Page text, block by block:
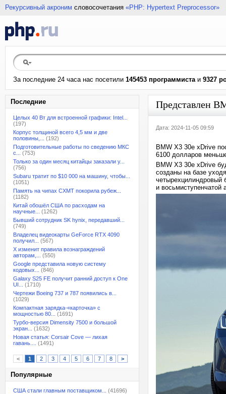
Рекурсивный акроним словосочетания «PHP: Hypertext Preprocessor»
За последние 24 часа нас посетили 145453 программистаи 9327
Последние
Целых 40 Вт для встроенной графики: Intel...
(197)
Корпус толщиной всего 4,5 мм и две
половины,...
(192)
Подготовительные работы по сведению МКС
с...
(753)
Только за один месяц китайцы заказали у...
(756)
Subaru тратит по $10 000 на машину, чтобы...
(1051)
Память на чипах CXMT покорила рубеж...
(1182)
Китай обошёл США по расходам на
научные...
(1262)
Бывший сотрудник SK hynix, передавший...
(749)
Владелец видеокарты GeForce RTX 4090
получил...
(567)
X изменит правила вознаграждений
авторам,...
(550)
Google представила новую систему
кодовых...
(846)
Galaxy S25 FE получит ранний доступ к One
UI...
(1710)
Чертежи Boeing 737 и 787 появились в...
(1029)
Компактная зарядка-«карточка» с
мощностью 80...
(1691)
Турбо-версия Dimensity 7500 и большой
экран...
(1632)
Новая статья: Corsair Cove — лихая
гавань....
(1491)
< 1 2 3 4 5 6 7 8 >
Популярные
США стали главным поставщиком...
(41696)
Представлен
Дата: 2024-11-05 09:59
BMW X3 30e xDrive
6100 долларов
BMW X3 30e xDrive
созданы на базе
четырехцилиндровый
и восьмиступенчатой